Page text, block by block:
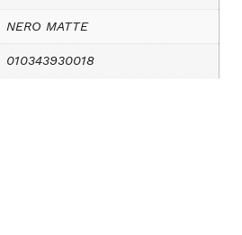
NERO MATTE
010343930018